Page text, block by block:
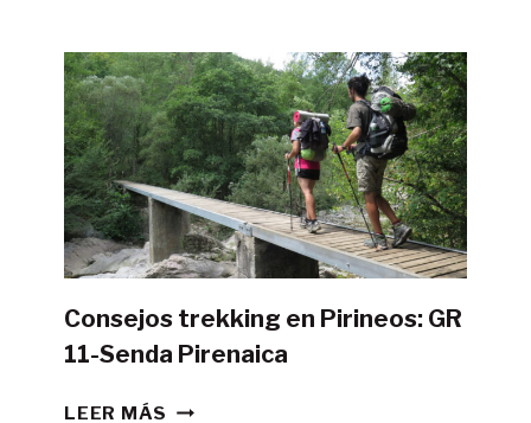
LA
GR11
CON
TIENDA
DE
CAMPAÑA?
Consejos trekking en Pirineos: GR
11-Senda Pirenaica
LEER MÁS CONSEJOS